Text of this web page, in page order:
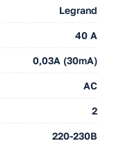
Legrand
40 A
0,03A (30mA)
AC
2
220-230В